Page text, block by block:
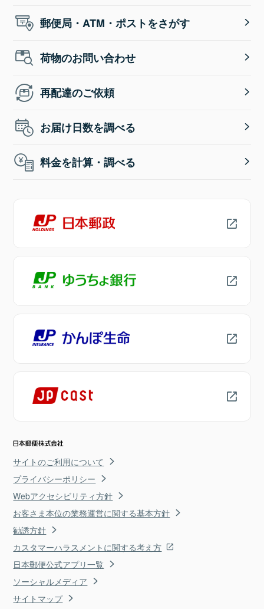
郵便局・ATM・ポストをさがす
荷物のお問い合わせ
再配達のご依頼
お届け日数を調べる
料金を計算・調べる
サイトのご利用について
プライバシーポリシー
Webアクセシビリティ方針
お客さま本位の業務運営に関する基本方針
勧誘方針
カスタマーハラスメントに関する考え方
日本郵便公式アプリ一覧
ソーシャルメディア
サイトマップ